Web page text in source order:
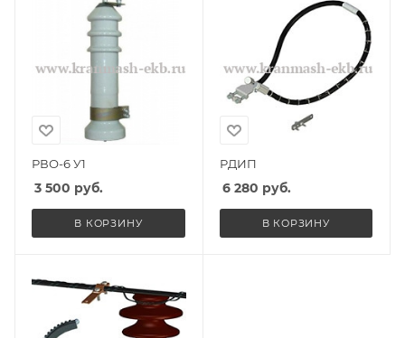
РВО-6 У1
3 500 руб.
В КОРЗИНУ
РДИП
6 280 руб.
В КОРЗИНУ